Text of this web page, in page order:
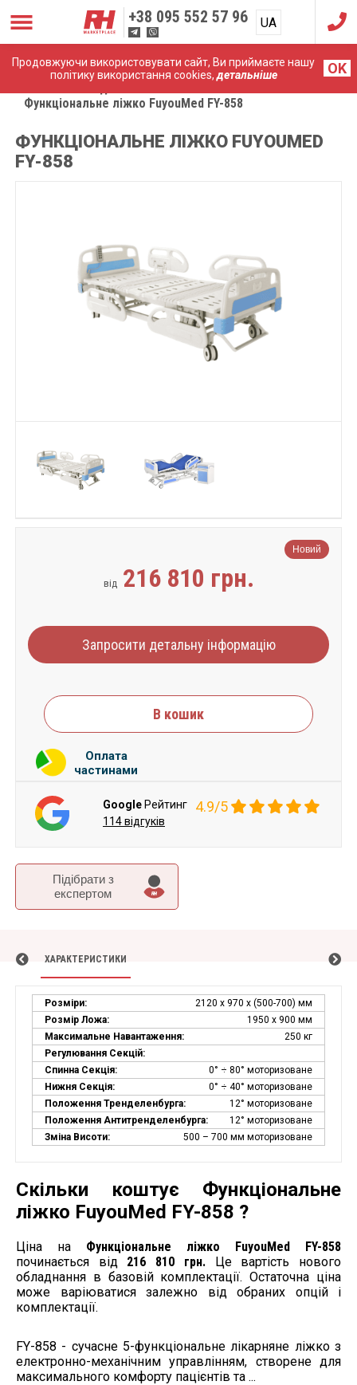
Продовжуючи використовувати сайт, Ви приймаєте нашу
політику використання cookies,детальніше OK
+38 095 552 57 96 UA
RU
Функціональне ліжко FuyouMed FY-858
ФУНКЦІОНАЛЬНЕ ЛІЖКО FUYOUMED
FY-858
Підібрати з
експертом
Новий
від 216 810 грн.
Запросити детальну інформацію
В кошик
Оплата
частинами
Google Рейтинг 4.9/5
114 відгуків
ХАРАКТЕРИСТИКИ
Розміри:
2120 х 970 х (500-700) мм
Розмір Ложа:
1950 х 900 мм
Максимальне Навантаження:
250 кг
Регулювання Секцій:
Спинна Секція:
0° ÷ 80° моторизоване
Нижня Секція:
0° ÷ 40° моторизоване
Положення Тренделенбурга:
12° моторизоване
Положення Антитренделенбурга:
12° моторизоване
Зміна Висоти:
500 – 700 мм моторизоване
Скільки коштує Функціональне
ліжко FuyouMed FY-858 ?
Ціна на Функціональне ліжко FuyouMed FY-858
починається від 216 810 грн.Це вартість нового
обладнання в базовій комплектації. Остаточна ціна
може варіюватися залежно від обраних опцій і
комплектації.
FY-858 - сучасне 5-функціональне лікарняне ліжко з
електронно-механічним управлінням, створене для
максимального комфорту пацієнтів та ...